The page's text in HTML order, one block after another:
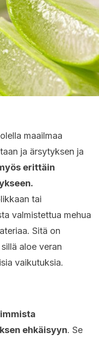
maailmaa
ja ärsytyksen ja
erittäin
tai
valmistettua mehua
Sitä on
aloe veran
vaikutuksia.
ehkäisyyn. Se